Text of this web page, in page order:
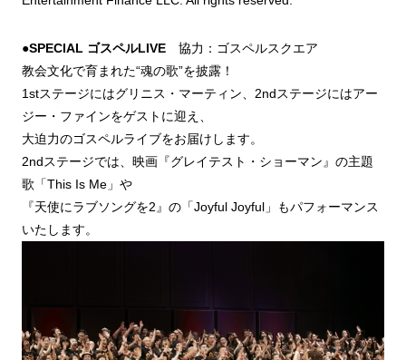
●SPECIAL ゴスペルLIVE
協力：ゴスペルスクエア
教会文化で育まれた“魂の歌”を披露！
1stステージにはグリニス・マーティン、2ndステージにはアー
ジー・ファインをゲストに迎え、
大迫力のゴスペルライブをお届けします。
2ndステージでは、映画『グレイテスト・ショーマン』の主題
歌「This Is Me」や
『天使にラブソングを2』の「Joyful Joyful」もパフォーマンス
いたします。